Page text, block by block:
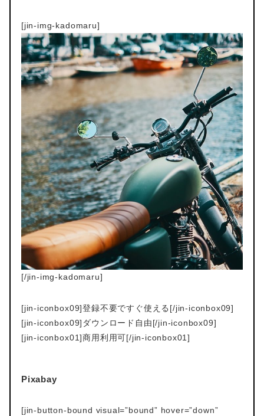
[jin-img-kadomaru]
[/jin-img-kadomaru]
[jin-iconbox09]登録不要ですぐ使える[/jin-iconbox09]
[jin-iconbox09]ダウンロード自由[/jin-iconbox09]
[jin-iconbox01]商用利用可[/jin-iconbox01]
Pixabay
[jin-button-bound visual=”bound” hover=”down”